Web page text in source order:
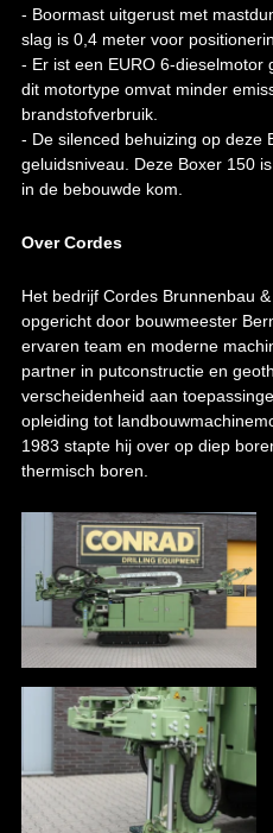
- Boormast uitgerust met
slag is 0,4 meter voor
- Er ist een EURO 6-dieselmotor
dit motortype omvat minder
brandstofverbruik.
- De silenced behuizing op deze
geluidsniveau. Deze Boxer 150
in de bebouwde kom.
Over Cordes
Het bedrijf Cordes Brunnenbau
opgericht door bouwmeester
ervaren team en moderne
partner in putconstructie en
verscheidenheid aan
opleiding tot
1983 stapte hij over op diep
thermisch boren.